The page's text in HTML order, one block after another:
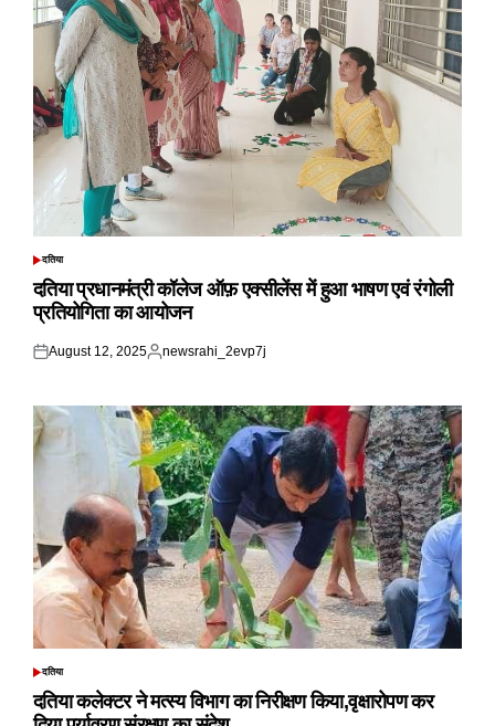
POSTED
दतिया
दतिया प्रधानमंत्री कॉलेज ऑफ़ एक्सीलेंस में हुआ भाषण एवं रंगोली
प्रतियोगिता का आयोजन
Posted
August 12, 2025
Posted
newsrahi_2evp7j
POSTED
दतिया
दतिया कलेक्टर ने मत्स्य विभाग का निरीक्षण किया,वृक्षारोपण कर